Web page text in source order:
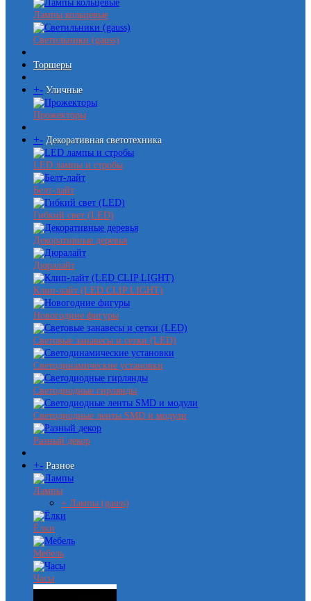
Лампы кольцевые
Светильники (gauss)
Торшеры
+- Уличные
Прожекторы
+- Декоративная светотехника
LED лампы и стробы
Белт-лайт
Гибкий свет (LED)
Декоративные деревья
Дюралайт
Клип-лайт (LED CLIP LIGHT)
Новогодние фигуры
Световые занавесы и сетки (LED)
Светодинамические установки
Светодиодные гирлянды
Светодиодные ленты SMD и модули
Разный декор
+- Разное
Лампы
+ Лампы (gauss)
Ёлки
Мебель
Часы